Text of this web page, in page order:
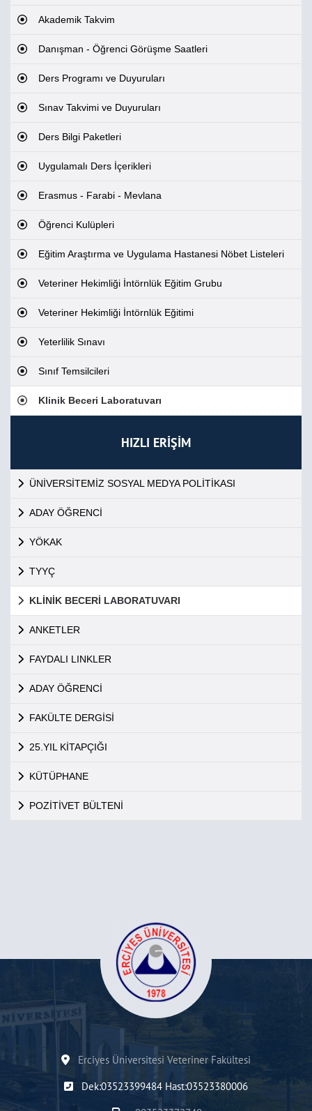
Akademik Takvim
Danışman - Öğrenci Görüşme Saatleri
Ders Programı ve Duyuruları
Sınav Takvimi ve Duyuruları
Ders Bilgi Paketleri
Uygulamalı Ders İçerikleri
Erasmus - Farabi - Mevlana
Öğrenci Kulüpleri
Eğitim Araştırma ve Uygulama Hastanesi Nöbet Listeleri
Veteriner Hekimliği İntörnlük Eğitim Grubu
Veteriner Hekimliği İntörnlük Eğitimi
Yeterlilik Sınavı
Sınıf Temsilcileri
Klinik Beceri Laboratuvarı
HIZLI ERİŞİM
ÜNİVERSİTEMİZ SOSYAL MEDYA POLİTİKASI
ADAY ÖĞRENCİ
YÖKAK
TYYÇ
KLİNİK BECERİ LABORATUVARI
ANKETLER
FAYDALI LINKLER
ADAY ÖĞRENCİ
FAKÜLTE DERGİSİ
25.YIL KİTAPÇIĞI
KÜTÜPHANE
POZİTİVET BÜLTENİ
Erciyes Üniversitesi Veteriner Fakültesi
Dek:03523399484 Hast:03523380006